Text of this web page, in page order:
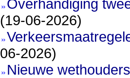
Overhandiging
(19-06-2026)
06-2026)
Nieuwe